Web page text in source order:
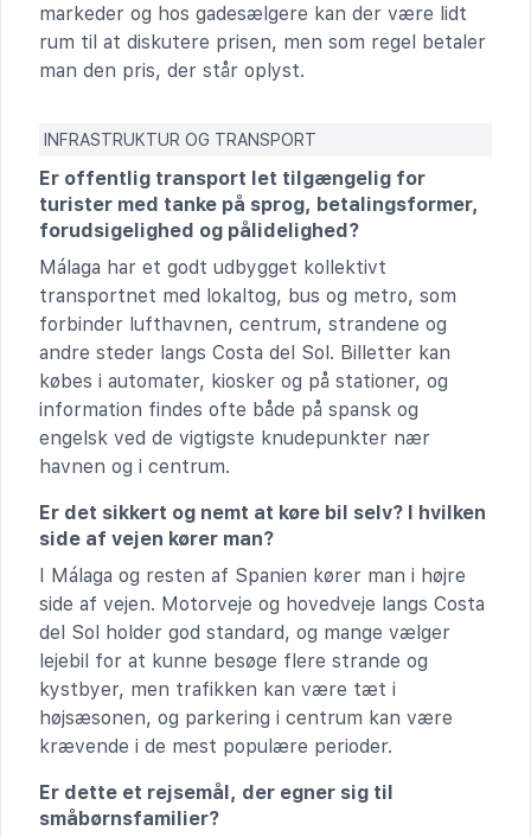
markeder og hos gadesælgere kan der være lidt
rum til at diskutere prisen, men som regel betaler
man den pris, der står oplyst.
INFRASTRUKTUR OG TRANSPORT
Er offentlig transport let tilgængelig for
turister med tanke på sprog, betalingsformer,
forudsigelighed og pålidelighed?
Málaga har et godt udbygget kollektivt
transportnet med lokaltog, bus og metro, som
forbinder lufthavnen, centrum, strandene og
andre steder langs Costa del Sol. Billetter kan
købes i automater, kiosker og på stationer, og
information findes ofte både på spansk og
engelsk ved de vigtigste knudepunkter nær
havnen og i centrum.
Er det sikkert og nemt at køre bil selv? I hvilken
side af vejen kører man?
I Málaga og resten af Spanien kører man i højre
side af vejen. Motorveje og hovedveje langs Costa
del Sol holder god standard, og mange vælger
lejebil for at kunne besøge flere strande og
kystbyer, men trafikken kan være tæt i
højsæsonen, og parkering i centrum kan være
krævende i de mest populære perioder.
Er dette et rejsemål, der egner sig til
småbørnsfamilier?